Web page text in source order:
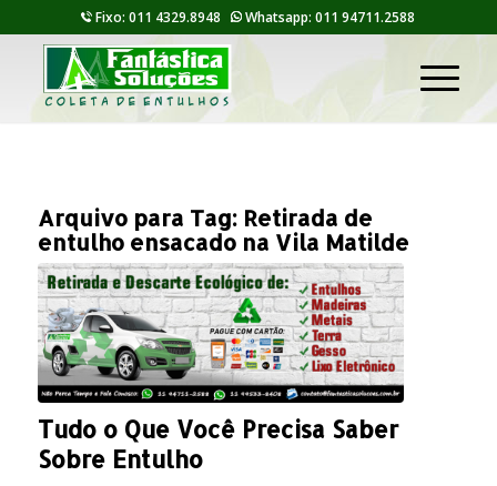
Fixo: 011 4329.8948 Whatsapp: 011 94711.2588
Arquivo para Tag: Retirada de
entulho ensacado na Vila Matilde
Tudo o Que Você Precisa Saber
Sobre Entulho